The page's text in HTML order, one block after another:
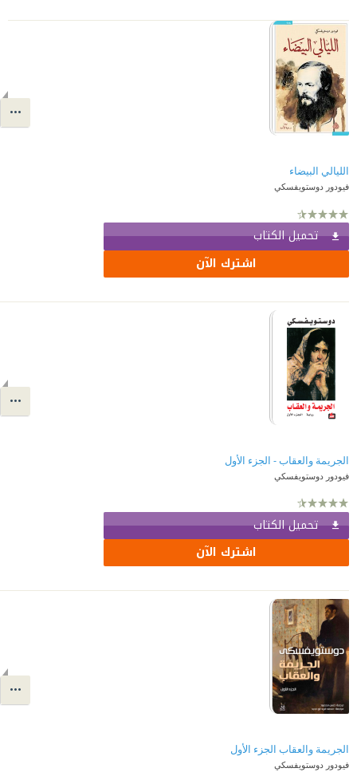
الليالي البيضاء
فيودور دوستويفسكي
تحميل الكتاب
اشترك الآن
الجريمة والعقاب - الجزء الأول
فيودور دوستويفسكي
تحميل الكتاب
اشترك الآن
الجريمة والعقاب الجزء الأول
فيودور دوستويفسكي